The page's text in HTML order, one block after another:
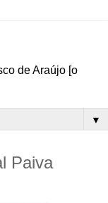
de Araújo [o
▼
Paiva